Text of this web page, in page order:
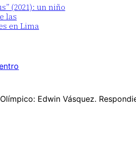
(2021): un niño
las
en Lima
Edwin Vásquez.